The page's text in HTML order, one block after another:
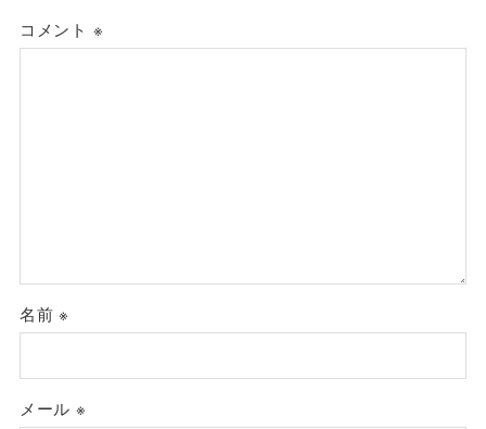
コメント ※
名前※
メール ※